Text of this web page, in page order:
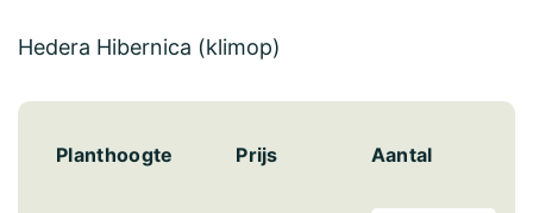
Hedera Hibernica (klimop)
Planthoogte Prijs Aantal